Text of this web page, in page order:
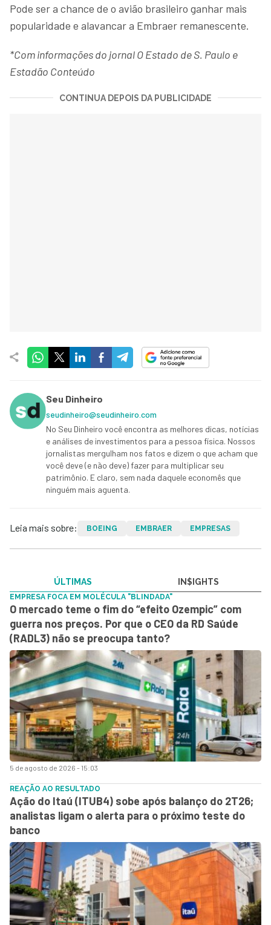
Pode ser a chance de o avião brasileiro ganhar mais
popularidade e alavancar a Embraer remanescente.
*Com informações do jornal O Estado de S. Paulo e
Estadão Conteúdo
CONTINUA DEPOIS DA PUBLICIDADE
Seu Dinheiro
seudinheiro@seudinheiro.com
No Seu Dinheiro você encontra as melhores dicas, notícias
e análises de investimentos para a pessoa física. Nossos
jornalistas mergulham nos fatos e dizem o que acham que
você deve (e não deve) fazer para multiplicar seu
patrimônio. E claro, sem nada daquele economês que
ninguém mais aguenta.
Leia mais sobre: BOEING EMBRAER EMPRESAS
ÚLTIMAS IN$IGHTS
5 de agosto de 2026 - 15:03
EMPRESA FOCA EM MOLÉCULA "BLINDADA"
O mercado teme o fim do “efeito Ozempic” com
guerra nos preços. Por que o CEO da RD Saúde
(RADL3) não se preocupa tanto?
REAÇÃO AO RESULTADO
Ação do Itaú (ITUB4) sobe após balanço do 2T26;
analistas ligam o alerta para o próximo teste do
banco